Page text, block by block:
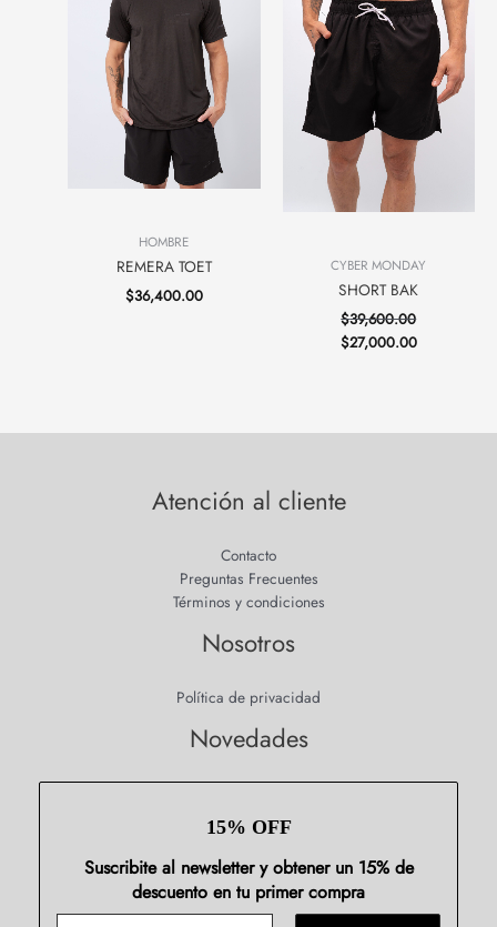
HOMBRE
REMERA TOET
$36,400.00
CYBER MONDAY
SHORT BAK
$39,600.00
$27,000.00
Atención al cliente
Contacto
Preguntas Frecuentes
Términos y condiciones
Nosotros
Política de privacidad
Novedades
15% OFF
Suscribite al newsletter y obtener un 15% de
descuento en tu primer compra